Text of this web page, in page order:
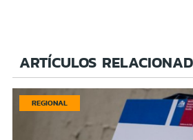
ARTÍCULOS
REGIONAL